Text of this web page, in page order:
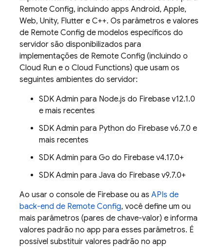
Remote Config, incluindo apps Android, Apple,
Web, Unity, Flutter e C++. Os parâmetros e valores
de Remote Config de modelos específicos do
servidor são disponibilizados para
implementações de Remote Config (incluindo o
Cloud Run e o Cloud Functions) que usam os
seguintes ambientes do servidor:
SDK Admin para Node.js do Firebase v12.1.0
e mais recentes
SDK Admin para Python do Firebase v6.7.0 e
mais recentes
SDK Admin para Go do Firebase v4.17.0+
SDK Admin para Java do Firebase v9.7.0+
Ao usar o console de Firebase ou as APIs de
back-end de Remote Config, você define um ou
mais parâmetros (pares de chave-valor) e informa
valores padrão no app para esses parâmetros. É
possível substituir valores padrão no app